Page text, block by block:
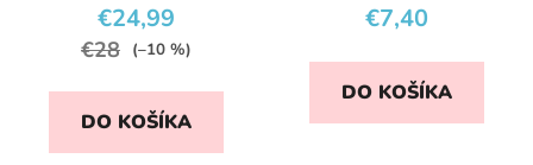
€24,99
€28 (–10 %)
DO KOŠÍKA
€7,40
DO KOŠÍKA